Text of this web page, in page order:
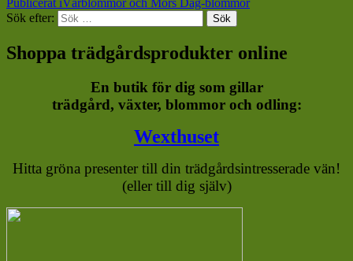
Sök efter:
Sök
Shoppa trädgårdsprodukter online
En butik för dig som gillar
trädgård, växter, blommor och odling:
Wexthuset
Hitta gröna presenter till din trädgårdsintresserade vän!
(eller till dig själv)